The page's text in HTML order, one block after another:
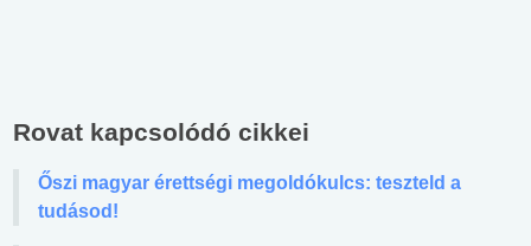
Rovat kapcsolódó cikkei
Őszi magyar érettségi megoldókulcs: teszteld a
tudásod!